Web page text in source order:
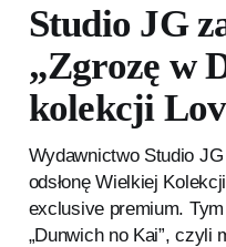
Studio JG
„Zgrozę w
kolekcji
Wydawnictwo Studio
odsłonę Wielkiej
exclusive premium.
„Dunwich no Kai”, czyli